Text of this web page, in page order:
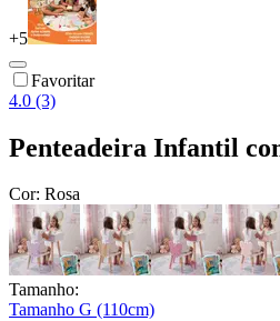
+5
Favoritar
4.0 (3)
Penteadeira Infantil
Cor: Rosa
Tamanho:
Tamanho G (110cm)